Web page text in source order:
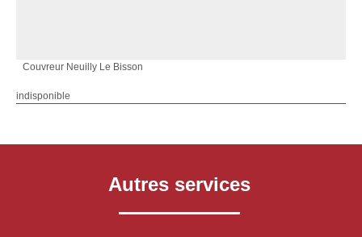
Couvreur Neuilly Le Bisson
indisponible
Autres services